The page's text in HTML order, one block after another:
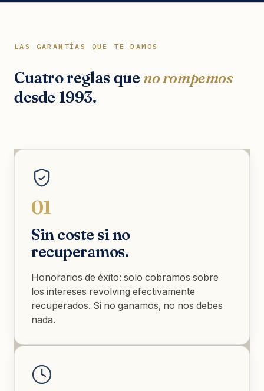
LAS GARANTÍAS QUE TE DAMOS
Cuatro reglas que no rompemos
desde 1993.
01
Sin coste si no
recuperamos.
Honorarios de éxito: solo cobramos sobre
los intereses revolving efectivamente
recuperados. Si no ganamos, no nos debes
nada.